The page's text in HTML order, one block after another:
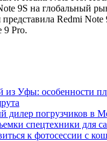
9S на глобальный
Redmi
9 Pro.
из Уфы: особенности
дилер погрузчиков в
спецтехники для
к фотосессии с